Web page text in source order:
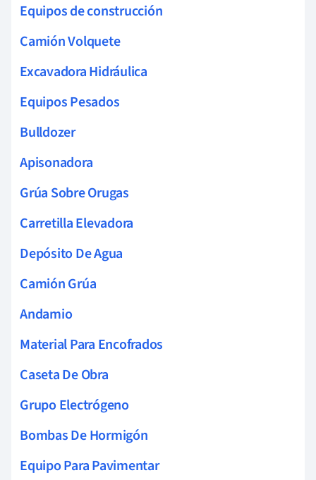
Equipos de construcción
Camión Volquete
Excavadora Hidráulica
Equipos Pesados
Bulldozer
Apisonadora
Grúa Sobre Orugas
Carretilla Elevadora
Depósito De Agua
Camión Grúa
Andamio
Material Para Encofrados
Caseta De Obra
Grupo Electrógeno
Bombas De Hormigón
Equipo Para Pavimentar